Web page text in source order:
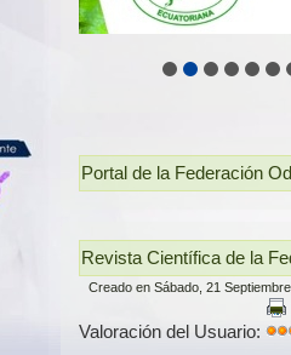
Portal de la Federación
Revista Científica de la
Creado en Sábado, 21
Valoración del Usuario: